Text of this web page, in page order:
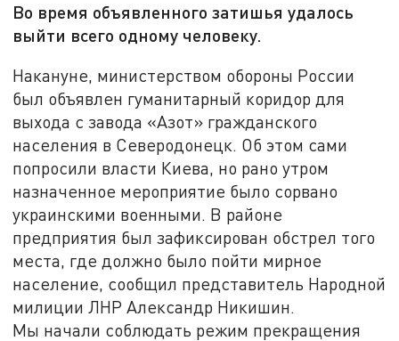
Во время объявленного затишья удалось
выйти всего одному человеку.
Накануне, министерством обороны России
был объявлен гуманитарный коридор для
выхода с завода «Азот» гражданского
населения в Северодонецк. Об этом сами
попросили власти Киева, но рано утром
назначенное мероприятие было сорвано
украинскими военными. В районе
предприятия был зафиксирован обстрел того
места, где должно было пойти мирное
население, сообщил представитель Народной
милиции ЛНР Александр Никишин.
Мы начали соблюдать режим прекращения